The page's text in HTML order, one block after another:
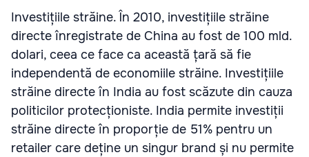
Investițiile străine. În 2010, investițiile străine
directe înregistrate de China au fost de 100 mld.
dolari, ceea ce face ca această țară să fie
independentă de economiile străine. Investițiile
străine directe în India au fost scăzute din cauza
politicilor protecționiste. India permite investiții
străine directe în proporție de 51% pentru un
retailer care deține un singur brand și nu permite